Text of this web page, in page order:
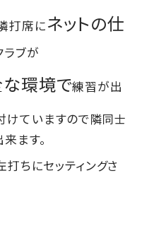
打席にネットの仕
ブが
環境で練習が出
けていますので隣同士
ます。
ちにセッティングさ